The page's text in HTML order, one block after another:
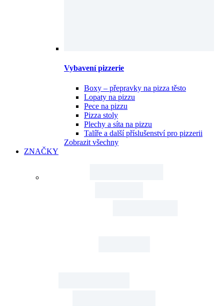
Vybavení pizzerie
Boxy – přepravky na pizza těsto
Lopaty na pizzu
Pece na pizzu
Pizza stoly
Plechy a síta na pizzu
Talíře a další příslušenství pro pizzerii
Zobrazit všechny
ZNAČKY